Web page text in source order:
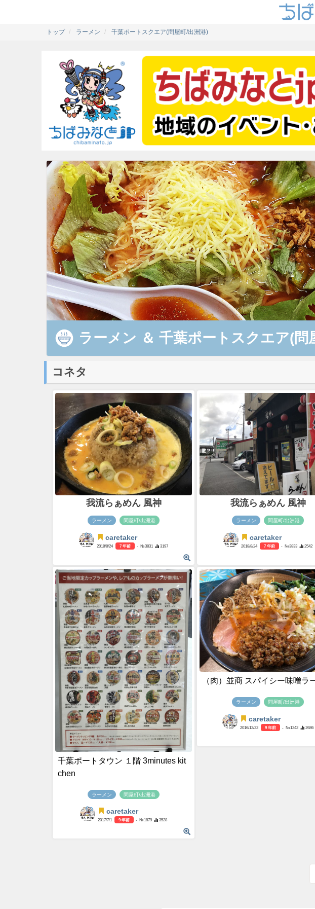
トップ ラーメン 千葉ポートスクエア(問屋町/出洲港)
ラーメン ＆ 千葉ポートスクエア(問
コネタ
我流らぁめん 風神
ラーメン 問屋町/出洲港
caretaker
2018/8/24 7 年前 - №3831 3197
我流らぁめん 風神
ラーメン 問屋町/出洲港
caretaker
2018/8/24 7 年前 - №3833 2542
千葉ポートタウン １階 3minutes kit
chen
ラーメン 問屋町/出洲港
caretaker
2017/7/1 9 年前 - №1879 3528
（肉）並商 スパイシー味噌ラ
ラーメン 問屋町/出洲港
caretaker
2016/12/22 9 年前 - №1242 2686